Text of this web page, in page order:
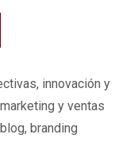
, innovación y
marketing y ventas
blog, branding